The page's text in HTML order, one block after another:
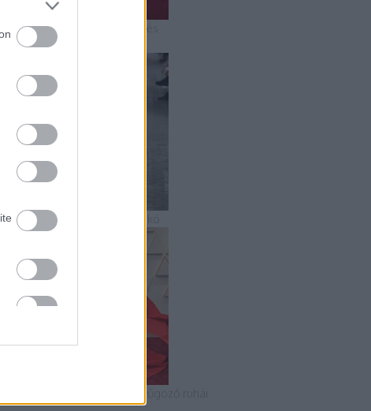
A 2019-es Oscar-gála mesés
ruhakölteményei
15 szupermenő strandszerkó